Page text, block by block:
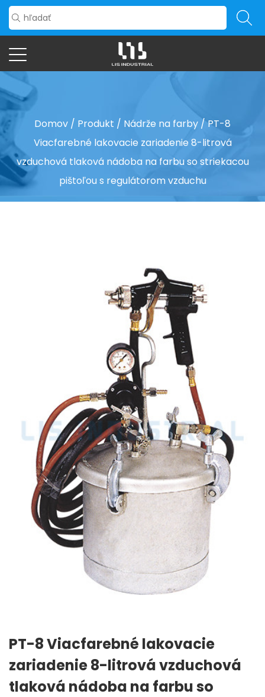
Domov / Produkt / Nádrže na farby /PT-8
Viacfarebné lakovacie zariadenie 8-litrová
vzduchová tlaková nádoba na farbu so striekacou
pištoľou s regulátorom vzduchu
PT-8 Viacfarebné lakovacie
zariadenie 8-litrová vzduchová
tlaková nádoba na farbu so